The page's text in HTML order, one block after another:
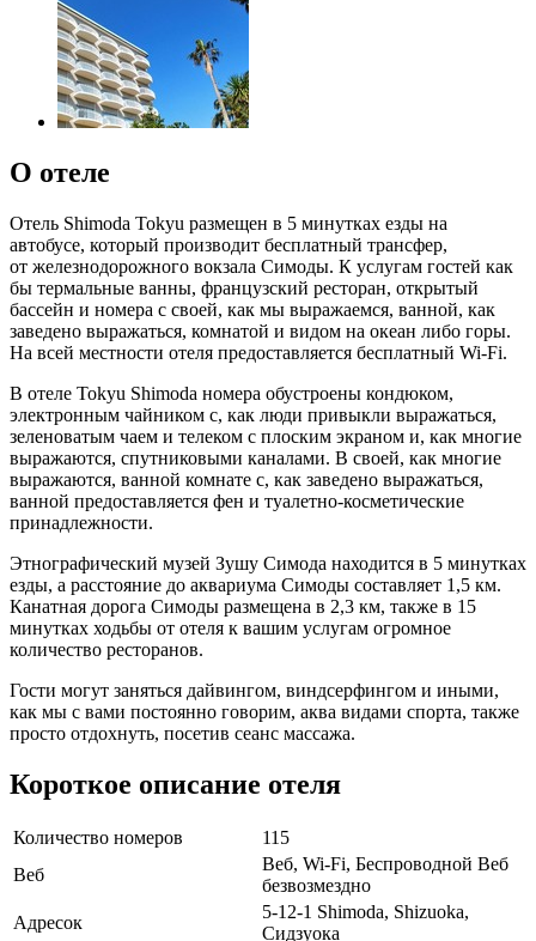
О отеле
Отель Shimoda Tokyu размещен в 5 минутках езды на
автобусе, который производит бесплатный трансфер,
от железнодорожного вокзала Симоды. К услугам гостей как
бы термальные ванны, французский ресторан, открытый
бассейн и номера с своей, как мы выражаемся, ванной, как
заведено выражаться, комнатой и видом на океан либо горы.
На всей местности отеля предоставляется бесплатный Wi-Fi.
В отеле Tokyu Shimoda номера обустроены кондюком,
электронным чайником с, как люди привыкли выражаться,
зеленоватым чаем и телеком с плоским экраном и, как многие
выражаются, спутниковыми каналами. В своей, как многие
выражаются, ванной комнате с, как заведено выражаться,
ванной предоставляется фен и туалетно-косметические
принадлежности.
Этнографический музей Зушу Симода находится в 5 минутках
езды, а расстояние до аквариума Симоды составляет 1,5 км.
Канатная дорога Симоды размещена в 2,3 км, также в 15
минутках ходьбы от отеля к вашим услугам огромное
количество ресторанов.
Гости могут заняться дайвингом, виндсерфингом и иными,
как мы с вами постоянно говорим, аква видами спорта, также
просто отдохнуть, посетив сеанс массажа.
Короткое описание отеля
Количество номеров
115
Веб
Веб, Wi-Fi, Беспроводной Веб
безвозмездно
Адресок
5-12-1 Shimoda, Shizuoka,
Сидзуока